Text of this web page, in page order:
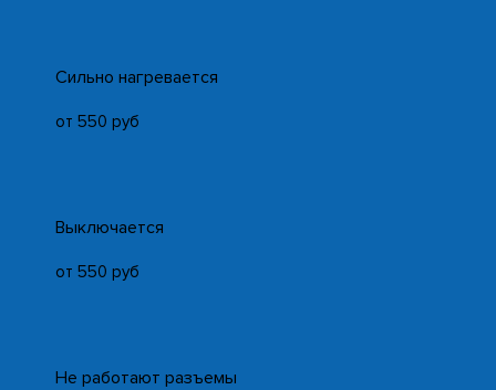
Сильно нагревается
от 550 руб
Выключается
от 550 руб
Не работают разъемы